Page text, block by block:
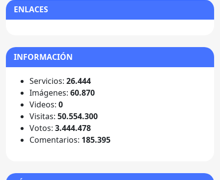
ENLACES
INFORMACIÓN
Servicios: 26.444
Imágenes: 60.870
Videos: 0
Visitas: 50.554.300
Votos: 3.444.478
Comentarios: 185.395